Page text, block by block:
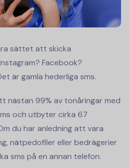
sättet att skicka
Facebook?
är gamla hederliga sms.
nästan 99% av tonåringar med
och utbyter cirka 67
du har anledning att vara
nätpedofiler eller bedrägerier
sms på en annan telefon.